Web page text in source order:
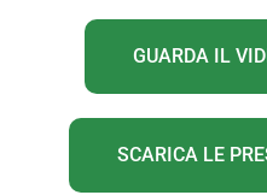
GUARDA IL
SCARICA LE